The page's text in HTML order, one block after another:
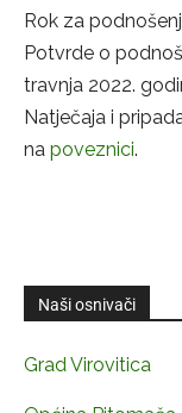
Rok za
Potvrde o
travnja 2022.
Natječaja i
na poveznici.
Naši osnivači
Grad Virovitica